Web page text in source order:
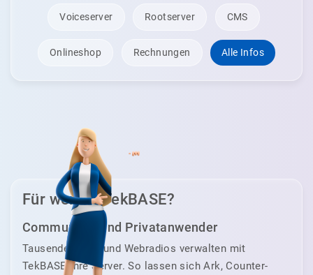
Voiceserver Rootserver CMS
Onlineshop Rechnungen Alle Infos
Für wen ist TekBASE?
Communitys und Privatanwender
Tausende Clans und Webradios verwalten mit
TekBASE ihre Server. So lassen sich Ark, Counter-